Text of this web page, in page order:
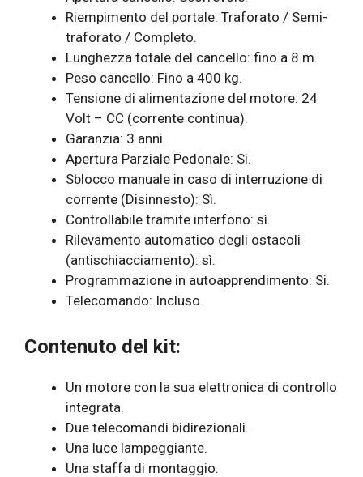
Riempimento del portale: Traforato / Semi-
traforato / Completo.
Lunghezza totale del cancello: fino a 8 m.
Peso cancello: Fino a 400 kg.
Tensione di alimentazione del motore: 24
Volt – CC (corrente continua).
Garanzia: 3 anni.
Apertura Parziale Pedonale: Si.
Sblocco manuale in caso di interruzione di
corrente (Disinnesto): Sì.
Controllabile tramite interfono: sì.
Rilevamento automatico degli ostacoli
(antischiacciamento): sì.
Programmazione in autoapprendimento: Si.
Telecomando: Incluso.
Contenuto del kit:
Un motore con la sua elettronica di controllo
integrata.
Due telecomandi bidirezionali.
Una luce lampeggiante.
Una staffa di montaggio.